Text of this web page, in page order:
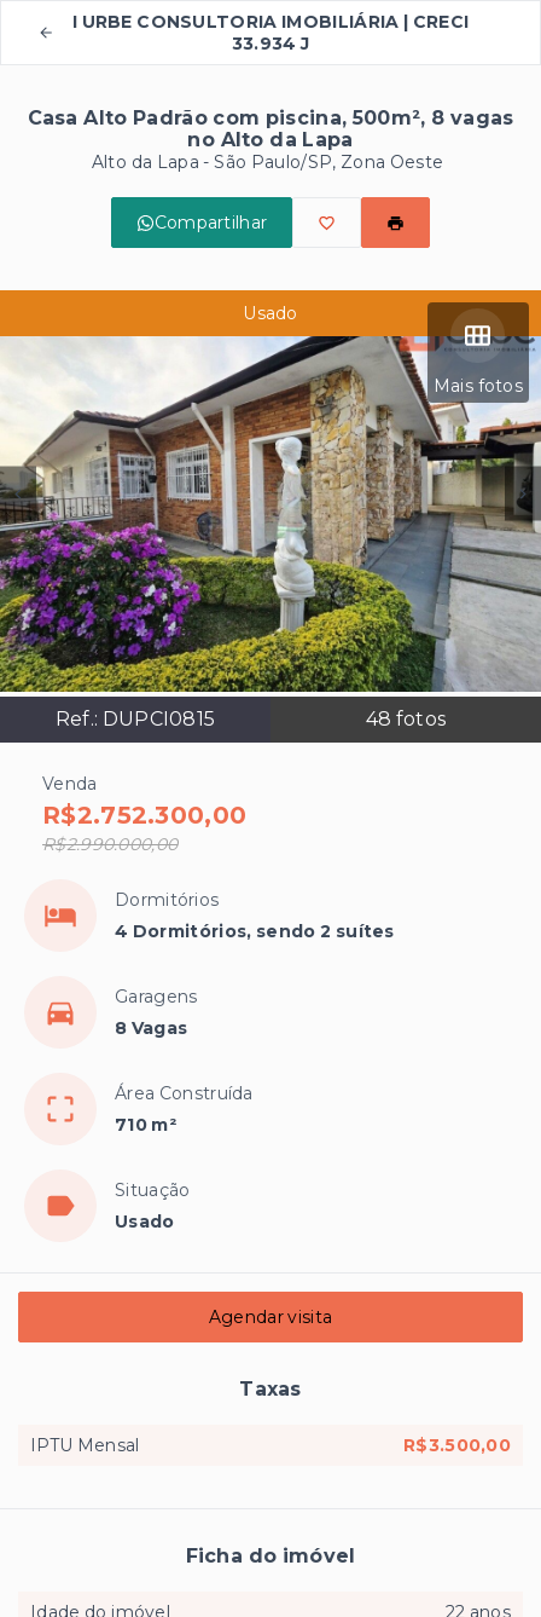
I URBE CONSULTORIA IMOBILIÁRIA | CRECI
33.934 J
Casa Alto Padrão com piscina, 500m², 8 vagas
no Alto da Lapa
Alto da Lapa - São Paulo/SP, Zona Oeste
Compartilhar
Mais fotos
Ref.: DUPCI0815 48 fotos
Usado
Venda
R$2.752.300,00
R$2.990.000,00
Dormitórios
4 Dormitórios, sendo 2 suítes
Garagens
8 Vagas
Área Construída
710 m²
Situação
Usado
Agendar visita
Taxas
IPTU Mensal R$3.500,00
Ficha do imóvel
Idade do imóvel
22 anos